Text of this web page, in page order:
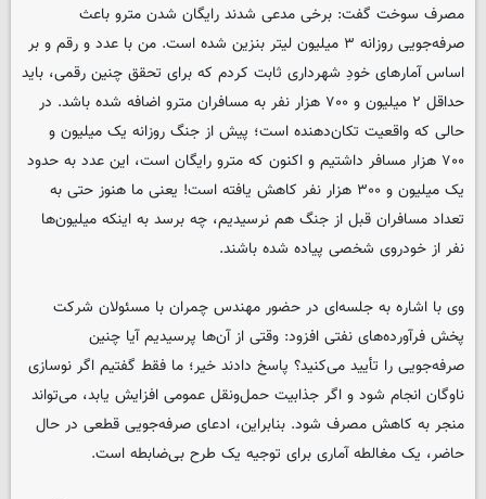
مصرف سوخت گفت: برخی مدعی شدند رایگان شدن مترو باعث
صرفه‌جویی روزانه ۳ میلیون لیتر بنزین شده است. من با عدد و رقم و بر
اساس آمارهای خودِ شهرداری ثابت کردم که برای تحقق چنین رقمی، باید
حداقل ۲ میلیون و ۷۰۰ هزار نفر به مسافران مترو اضافه شده باشد. در
حالی که واقعیت تکان‌دهنده است؛ پیش از جنگ روزانه یک میلیون و
۷۰۰ هزار مسافر داشتیم و اکنون که مترو رایگان است، این عدد به حدود
یک میلیون و ۳۰۰ هزار نفر کاهش یافته است! یعنی ما هنوز حتی به
تعداد مسافران قبل از جنگ هم نرسیدیم، چه برسد به اینکه میلیون‌ها
نفر از خودروی شخصی پیاده شده باشند.
وی با اشاره به جلسه‌ای در حضور مهندس چمران با مسئولان شرکت
پخش فرآورده‌های نفتی افزود: وقتی از آن‌ها پرسیدیم آیا چنین
صرفه‌جویی را تأیید می‌کنید؟ پاسخ دادند خیر؛ ما فقط گفتیم اگر نوسازی
ناوگان انجام شود و اگر جذابیت حمل‌ونقل عمومی افزایش یابد، می‌تواند
منجر به کاهش مصرف شود. بنابراین، ادعای صرفه‌جویی قطعی در حال
حاضر، یک مغالطه آماری برای توجیه یک طرح بی‌ضابطه است.